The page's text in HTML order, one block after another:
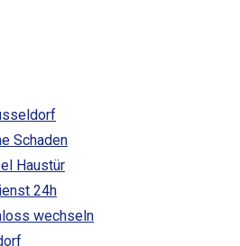
Schaden
Haustür
24h
wechseln